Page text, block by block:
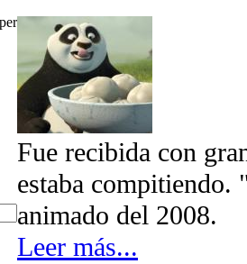
Fue recibida con
estaba
animado del 2008.
Leer más...